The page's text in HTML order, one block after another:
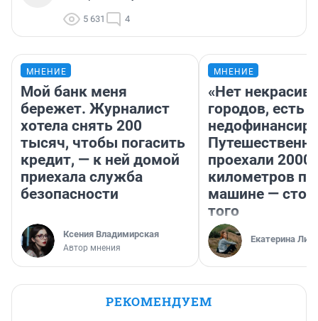
5 631 4
МНЕНИЕ
Мой банк меня
бережет. Журналист
хотела снять 200
тысяч, чтобы погасить
кредит, — к ней домой
приехала служба
безопасности
Ксения Владимирская
Автор мнения
МНЕНИЕ
«Нет
городов, есть
проехали 2000
километров по
машине —
того
Екатерина
РЕКОМЕНДУЕМ